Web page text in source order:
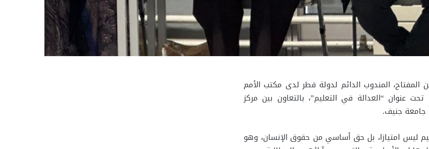
المندوب الدائم لدولة قطر لدى مكتب الأمم
عنوان “العدالة في التعليم”، بالتعاون بين مركز
جامعة جنيف.
ليس امتيازا، بل حق أساسي من حقوق الإنسان، وهو